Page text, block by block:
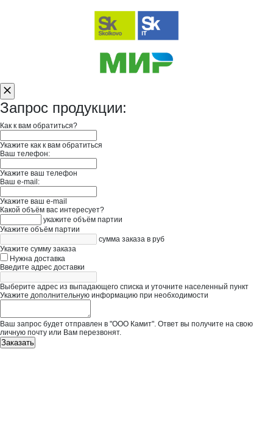
Запрос продукции:
Как к вам обратиться?
Укажите как к вам обратиться
Ваш телефон:
Укажите ваш телефон
Ваш e-mail:
Укажите ваш e-mail
Какой объём вас интересует?
укажите объём партии
Укажите объём партии
сумма заказа в руб
Укажите сумму заказа
Нужна доставка
Введите адрес доставки
Выберите адрес из выпадающего списка и уточните населенный пункт
Укажите дополнительную информацию при необходимости
Ваш запрос будет отправлен в "ООО Камит". Ответ вы получите на свою
личную почту или Вам перезвонят.
Заказать